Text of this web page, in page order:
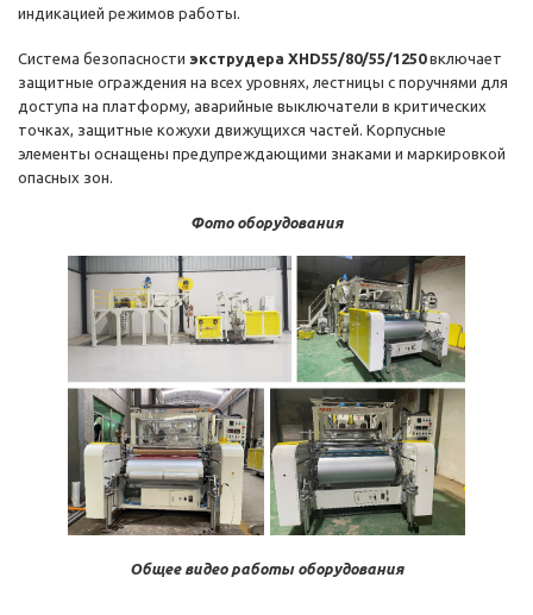
индикацией режимов работы.
Система безопасности экструдера XHD55/80/55/1250включает
защитные ограждения на всех уровнях, лестницы с поручнями для
доступа на платформу, аварийные выключатели в критических
точках, защитные кожухи движущихся частей. Корпусные
элементы оснащены предупреждающими знаками и маркировкой
опасных зон.
Фото оборудования
Общее видео работы оборудования